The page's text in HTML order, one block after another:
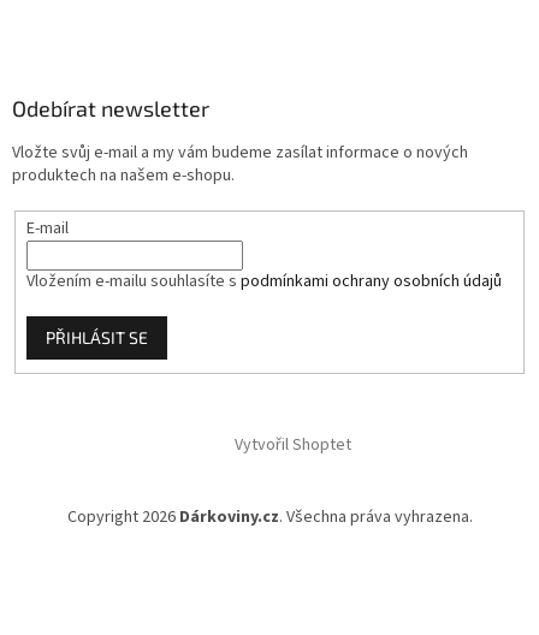
Odebírat newsletter
Vložte svůj e-mail a my vám budeme zasílat informace o nových
produktech na našem e-shopu.
E-mail
Vložením e-mailu souhlasíte s podmínkami ochrany osobních údajů
PŘIHLÁSIT SE
Vytvořil Shoptet
Copyright 2026 Dárkoviny.cz. Všechna práva vyhrazena.